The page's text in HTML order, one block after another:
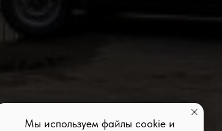
Мы используем файлы cookie и